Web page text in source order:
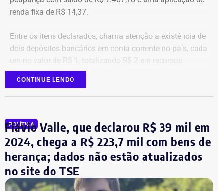
renda fixa de R$ 14,37.
Entre os itens declarados, chama atenção a existência de
dois depósitos bancários em conta corrente no país, cada
um no valor de R$ 1, totalizando R$ 2 em recursos
mantidos em contas correntes.
A tenente-coronel da Polícia Militar Erigreyce Monteiro
em bens, relativos a um apartamento.
CONTINUE LENDO
POLÍTICA
Flávio Valle, que declarou R$ 39 mil em
2024, chega a R$ 223,7 mil com bens de
herança; dados não estão atualizados
no site do TSE